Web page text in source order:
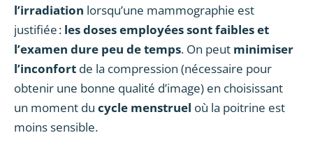
l’irradiation lorsqu’une mammographie est
justifiée : les doses employées sont faibles et
l’examen dure peu de temps. On peut minimiser
l’inconfort de la compression (nécessaire pour
obtenir une bonne qualité d’image) en choisissant
un moment du cycle menstruel où la poitrine est
moins sensible.